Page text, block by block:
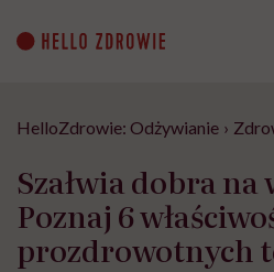
content
HelloZdrowie: Odżywianie ›
Szałwia dobra na
Poznaj 6
prozdrowotnych